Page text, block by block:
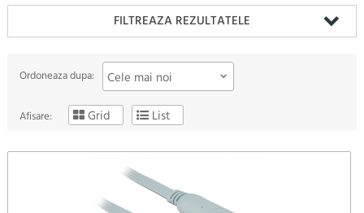
FILTREAZA REZULTATELE
Ordoneaza dupa: Cele mai noi
Afisare: Grid List